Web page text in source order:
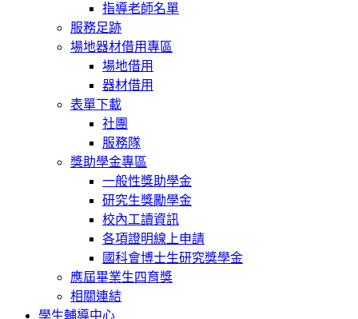
指導老師名單
服務足跡
場地器材借用專區
場地借用
器材借用
表單下載
社團
服務隊
獎助學金專區
一般性獎助學金
研究生獎勵學金
校內工讀資訊
各項證明線上申請
國科會博士生研究獎學金
應屆畢業生四育獎
相關連結
學生輔導中心